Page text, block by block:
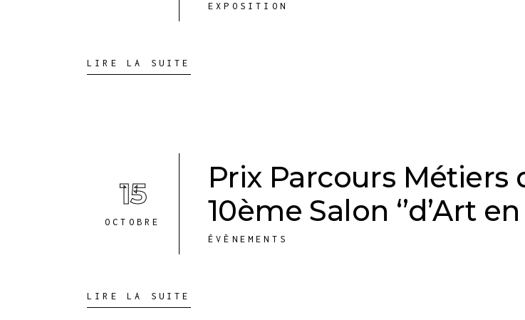
EXPOSITION
LIRE LA SUITE
15
OCTOBRE
Prix Parcours Métiers
10ème Salon ‘’d’Art en
ÉVÈNEMENTS
LIRE LA SUITE